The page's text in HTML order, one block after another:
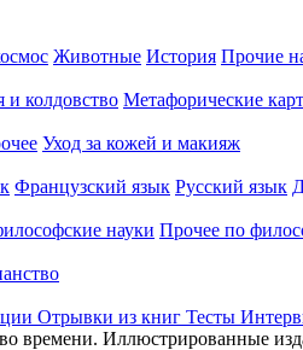
Животные История Прочие
и колдовство Метафорические
Уход за кожей и макияж
Французский язык Русский язык
науки Прочее по
Отрывки из книг Тесты
времени. Иллюстрированные